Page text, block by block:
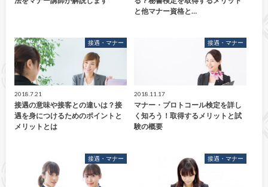
と他マナー資格と…
接遇・マナー
2018.7.21
接遇の意味や接客との違いは？接
遇を身につけるためのポイントと
メリットとは
接遇・マナー
2018.11.17
マナー・プロトコール検定を詳し
く知ろう！取得するメリットと試
験の概要
接遇・マナー 接遇・マナー